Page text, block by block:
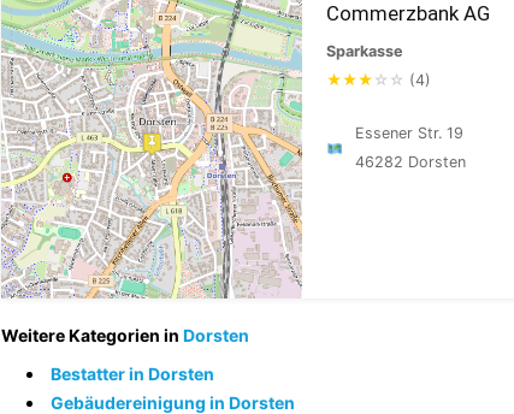
Commerzbank AG
Sparkasse
★★★ ☆ ☆ (4)
Essener Str. 19
46282 Dorsten
Weitere Kategorien in Dorsten
Bestatter in Dorsten
Gebäudereinigung in Dorsten